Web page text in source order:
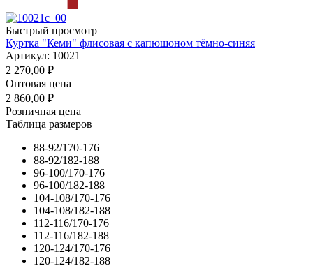
Быстрый просмотр
Куртка "Кеми" флисовая с капюшоном тёмно-синяя
Артикул: 10021
2 270,00 ₽
Оптовая цена
2 860,00 ₽
Розничная цена
Таблица размеров
88-92/170-176
88-92/182-188
96-100/170-176
96-100/182-188
104-108/170-176
104-108/182-188
112-116/170-176
112-116/182-188
120-124/170-176
120-124/182-188